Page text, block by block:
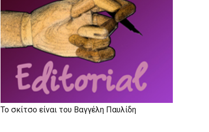
Το σκίτσο είναι του Βαγγέλη Παυλίδη